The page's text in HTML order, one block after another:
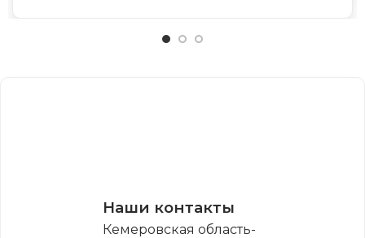
Наши контакты
Кемеровская область-